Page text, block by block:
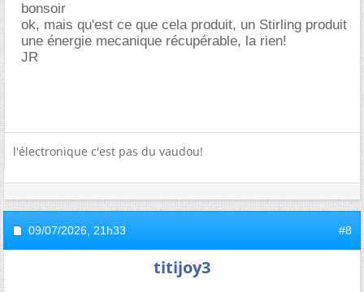
bonsoir
ok, mais qu'est ce que cela produit, un Stirling produit
une énergie mecanique récupérable, la rien!
JR
l'électronique c'est pas du vaudou!
09/07/2026, 21h33 #8
titijoy3